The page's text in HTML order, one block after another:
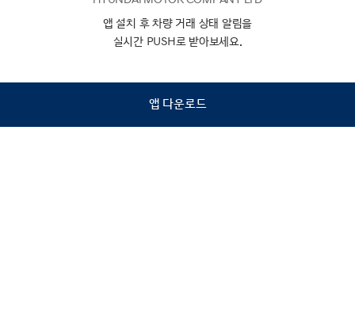
검색
앱 설치 후 차량 거래 상태 알림을
실시간 PUSH로 받아보세요.
앱 다운로드